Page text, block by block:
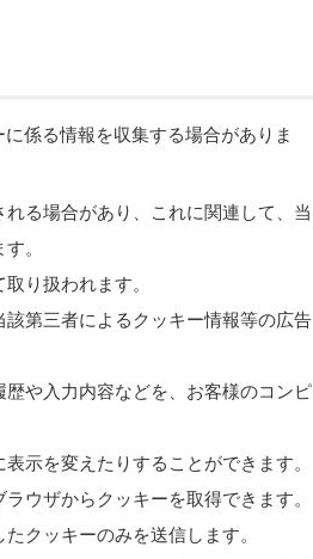
係る情報を収集する場合がありま
る場合があり、これに関連して、当
。
り扱われます。
第三者によるクッキー情報等の広告
や入力内容などを、お客様のコンピ
示を変えたりすることができます。
ウザからクッキーを取得できます。
クッキーのみを送信します。